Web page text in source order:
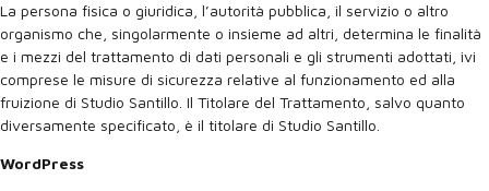
La persona fisica o giuridica, l’autorità pubblica, il servizio o altro
organismo che, singolarmente o insieme ad altri, determina le finalità
e i mezzi del trattamento di dati personali e gli strumenti adottati, ivi
comprese le misure di sicurezza relative al funzionamento ed alla
fruizione di Studio Santillo. Il Titolare del Trattamento, salvo quanto
diversamente specificato, è il titolare di Studio Santillo.
WordPress